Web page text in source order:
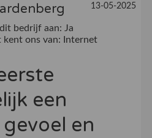
13-05-2025
bedrijf aan: Ja
kent ons van:
Internet
een
en